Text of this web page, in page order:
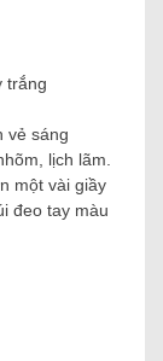
trắng
vẻ sáng
lịch lãm.
một vài giầy
đeo tay màu